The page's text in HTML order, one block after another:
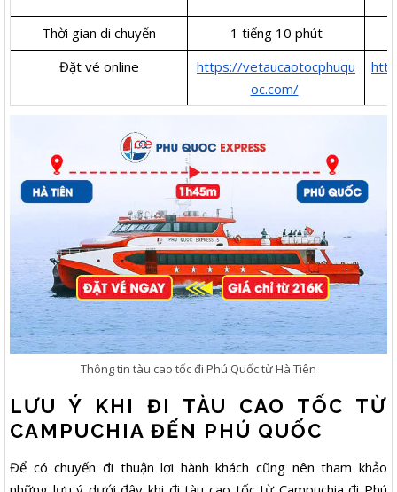
Thời gian di chuyển
1 tiếng 10 phút
Đặt vé online
https://vetaucaotocphuqu
oc.com/
Thông tin tàu cao tốc đi Phú Quốc từ Hà Tiên
LƯU Ý KHI ĐI TÀU CAO TỐC TỪ
CAMPUCHIA ĐẾN PHÚ QUỐC
Để có chuyến đi thuận lợi hành khách cũng nên tham khảo